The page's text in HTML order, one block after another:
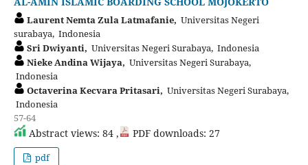
Laurent Nemta Zula Latmafanie, Universitas Negeri
surabaya, Indonesia
Sri Dwiyanti, Universitas Negeri Surabaya, Indonesia
Nieke Andina Wijaya, Universitas Negeri Surabaya,
Indonesia
Octaverina Kecvara Pritasari, Universitas Negeri Surabaya,
Indonesia
57-64
Abstract views: 84 , PDF downloads: 27
pdf